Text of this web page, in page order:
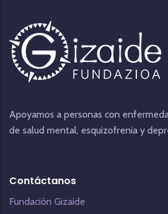
Apoyamos a personas con
de salud mental, esquizofrenia y
Contáctanos
Fundación Gizaide